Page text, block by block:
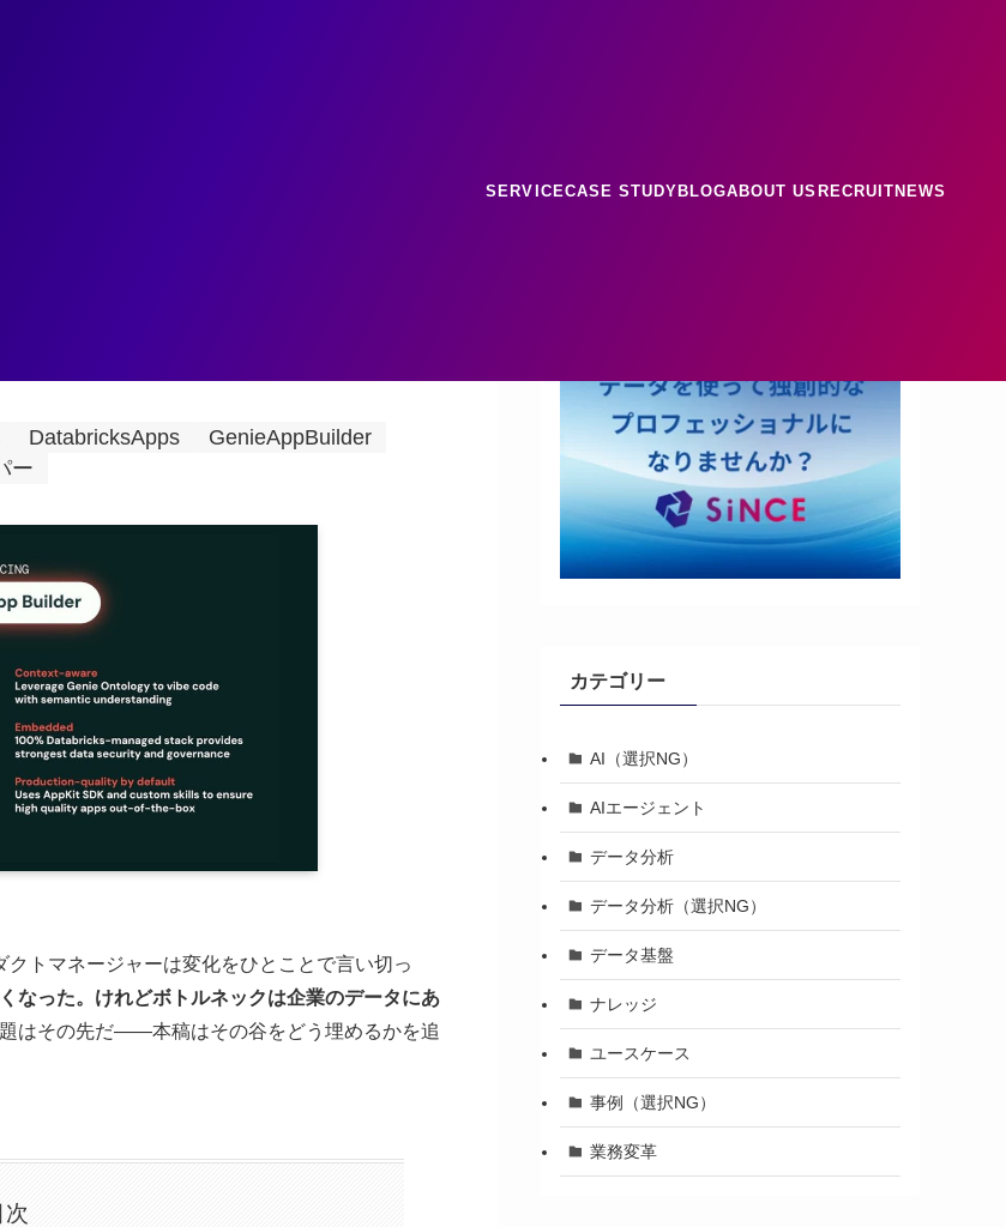
SERVICECASE STUDYBLOGABOUT US RECRUITNEWS
DatabricksApps
GenieAppBuilder
ー
トマネージャーは変化をひとことで言い切っ
なった。けれどボトルネックは企業のデータにあ
はその先だ——本稿はその谷をどう埋めるかを追
次
カテゴリー
AI（選択NG）
AIエージェント
データ分析
データ分析（選択NG）
データ基盤
ナレッジ
ユースケース
事例（選択NG）
業務変革